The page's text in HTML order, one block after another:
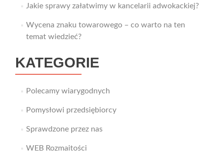
Jakie sprawy załatwimy w kancelarii adwokackiej?
Wycena znaku towarowego – co warto na ten
temat wiedzieć?
KATEGORIE
Polecamy wiarygodnych
Pomysłowi przedsiębiorcy
Sprawdzone przez nas
WEB Rozmaitości